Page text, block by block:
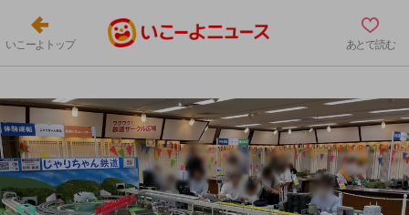
いこーよトップ あとで読む